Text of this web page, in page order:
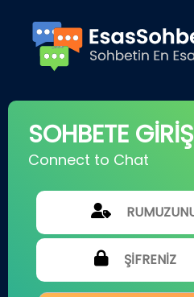
SOHBETE GİRİŞ
Connect to Chat